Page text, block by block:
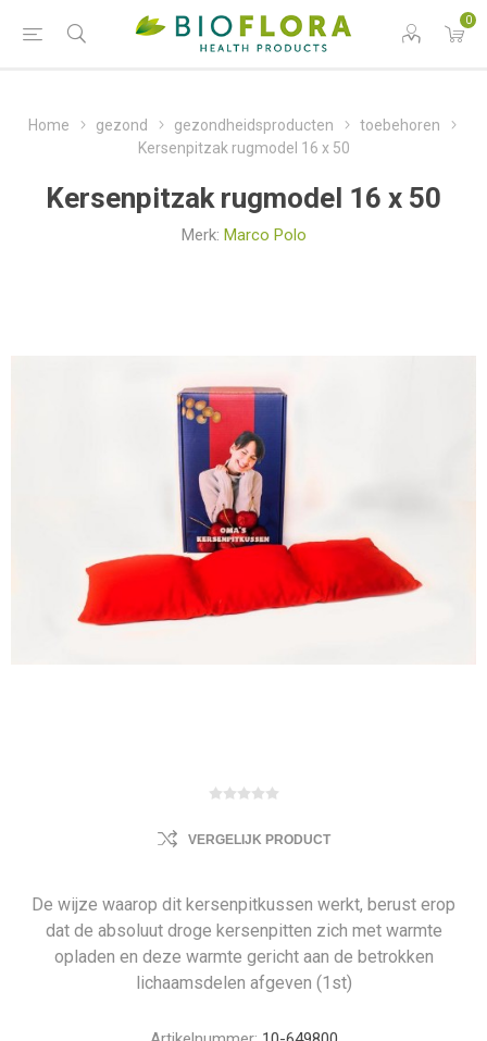
0
Home gezond gezondheidsproducten
toebehoren
Kersenpitzak rugmodel 16 x 50
Kersenpitzak rugmodel 16 x 50
Merk: Marco Polo
VERGELIJK PRODUCT
De wijze waarop dit kersenpitkussen werkt, berust erop
dat de absoluut droge kersenpitten zich met warmte
opladen en deze warmte gericht aan de betrokken
lichaamsdelen afgeven (1st)